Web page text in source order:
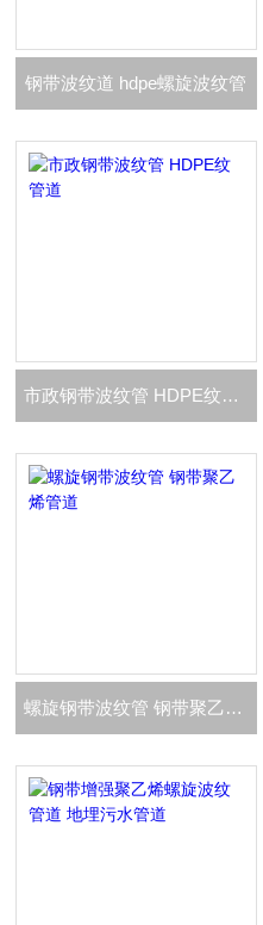
钢带波纹道 hdpe螺旋波纹管
市政钢带波纹管 HDPE纹管道
螺旋钢带波纹管 钢带聚乙烯管道